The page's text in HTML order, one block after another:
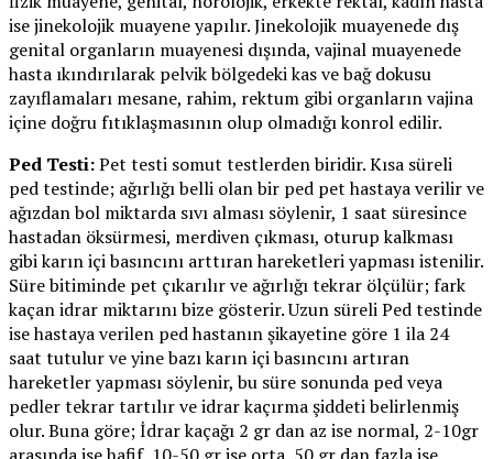
ise jinekolojik muayene yapılır. Jinekolojik muayenede dış
genital organların muayenesi dışında, vajinal muayenede
hasta ıkındırılarak pelvik bölgedeki kas ve bağ dokusu
zayıflamaları mesane, rahim, rektum gibi organların vajina
içine doğru fıtıklaşmasının olup olmadığı konrol edilir.
Ped Testi:Pet testi somut testlerden biridir. Kısa süreli
ped testinde; ağırlığı belli olan bir ped pet hastaya verilir ve
ağızdan bol miktarda sıvı alması söylenir, 1 saat süresince
hastadan öksürmesi, merdiven çıkması, oturup kalkması
gibi karın içi basıncını arttıran hareketleri yapması istenilir.
Süre bitiminde pet çıkarılır ve ağırlığı tekrar ölçülür; fark
kaçan idrar miktarını bize gösterir. Uzun süreli Ped testinde
ise hastaya verilen ped hastanın şikayetine göre 1 ila 24
saat tutulur ve yine bazı karın içi basıncını artıran
hareketler yapması söylenir, bu süre sonunda ped veya
pedler tekrar tartılır ve idrar kaçırma şiddeti belirlenmiş
olur. Buna göre; İdrar kaçağı 2 gr dan az ise normal, 2-10gr